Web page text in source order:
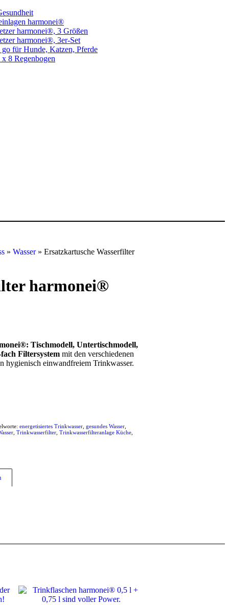
harmonei®
harmonei®, 3 Größen
harmonei®, 3er-Set
für Hunde, Katzen, Pferde
8 Regenbogen
»Wasser »Ersatzkartusche Wasserfilter
harmonei®
Tischmodell, Untertischmodell,
fach Filtersystem mit den verschiedenen
hygienisch einwandfreiem Trinkwasser.
energetisiertes Trinkwasser ,gesundes Wasser
,Trinkwasserfilter ,Trinkwasserfilteranlage Küche